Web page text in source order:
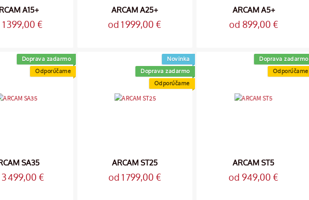
A15+
399,00 €
ARCAM A25+
od 1 999,00 €
ARCAM A5+
od 899,00 €
Doprava zadarmo
Odporúčame
SA35
499,00 €
Novinka
Doprava zadarmo
Odporúčame
ARCAM ST25
od 1 799,00 €
Doprava zadarmo
Odporúčame
ARCAM ST5
od 949,00 €